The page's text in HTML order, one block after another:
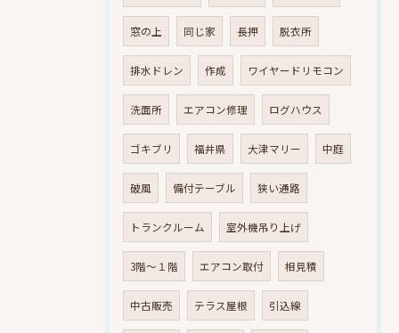
窓の上 同じ家 長押 脱衣所
排水ドレン 作成 ワイヤードリモコン
洗面所 エアコン修理 ログハウス
ゴキブリ 福井県 大津マリー 中庭
破風 備付テーブル 狭い通路
トランクルーム 室外機吊り上げ
3階～１階 エアコン取付 相見積
中古販売 テラス屋根 引込線